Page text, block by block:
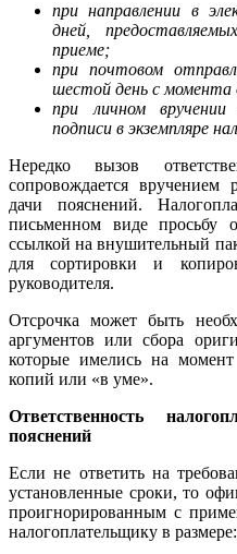
при направлении в
дней,
приеме;
при почтовом
шестой день с момента
при личном
подписи в экземпляре
Нередко вызов
сопровождается
дачи пояснений.
письменном виде просьбу
ссылкой на внушительный
для сортировки и
руководителя.
Отсрочка может быть
аргументов или сбора
которые имелись на
копий или «в уме».
Ответственность
пояснений
Если не ответить на
установленные сроки, то
проигнорированным с
налогоплательщику в размере: